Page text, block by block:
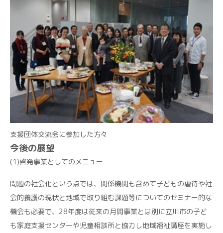
支援団体交流会に参加した方々
今後の展望
(1)啓発事業としてのメニュー
問題の社会化という点では、関係機関も含めて子どもの虐待や社
会的養護の現状と地域で取り組む課題等についてのセミナー的な
機会も必要で、28年度は従来の月間事業とは別に立川市の子ど
も家庭支援センターや児童相談所と協力し地域福祉講座を実施し